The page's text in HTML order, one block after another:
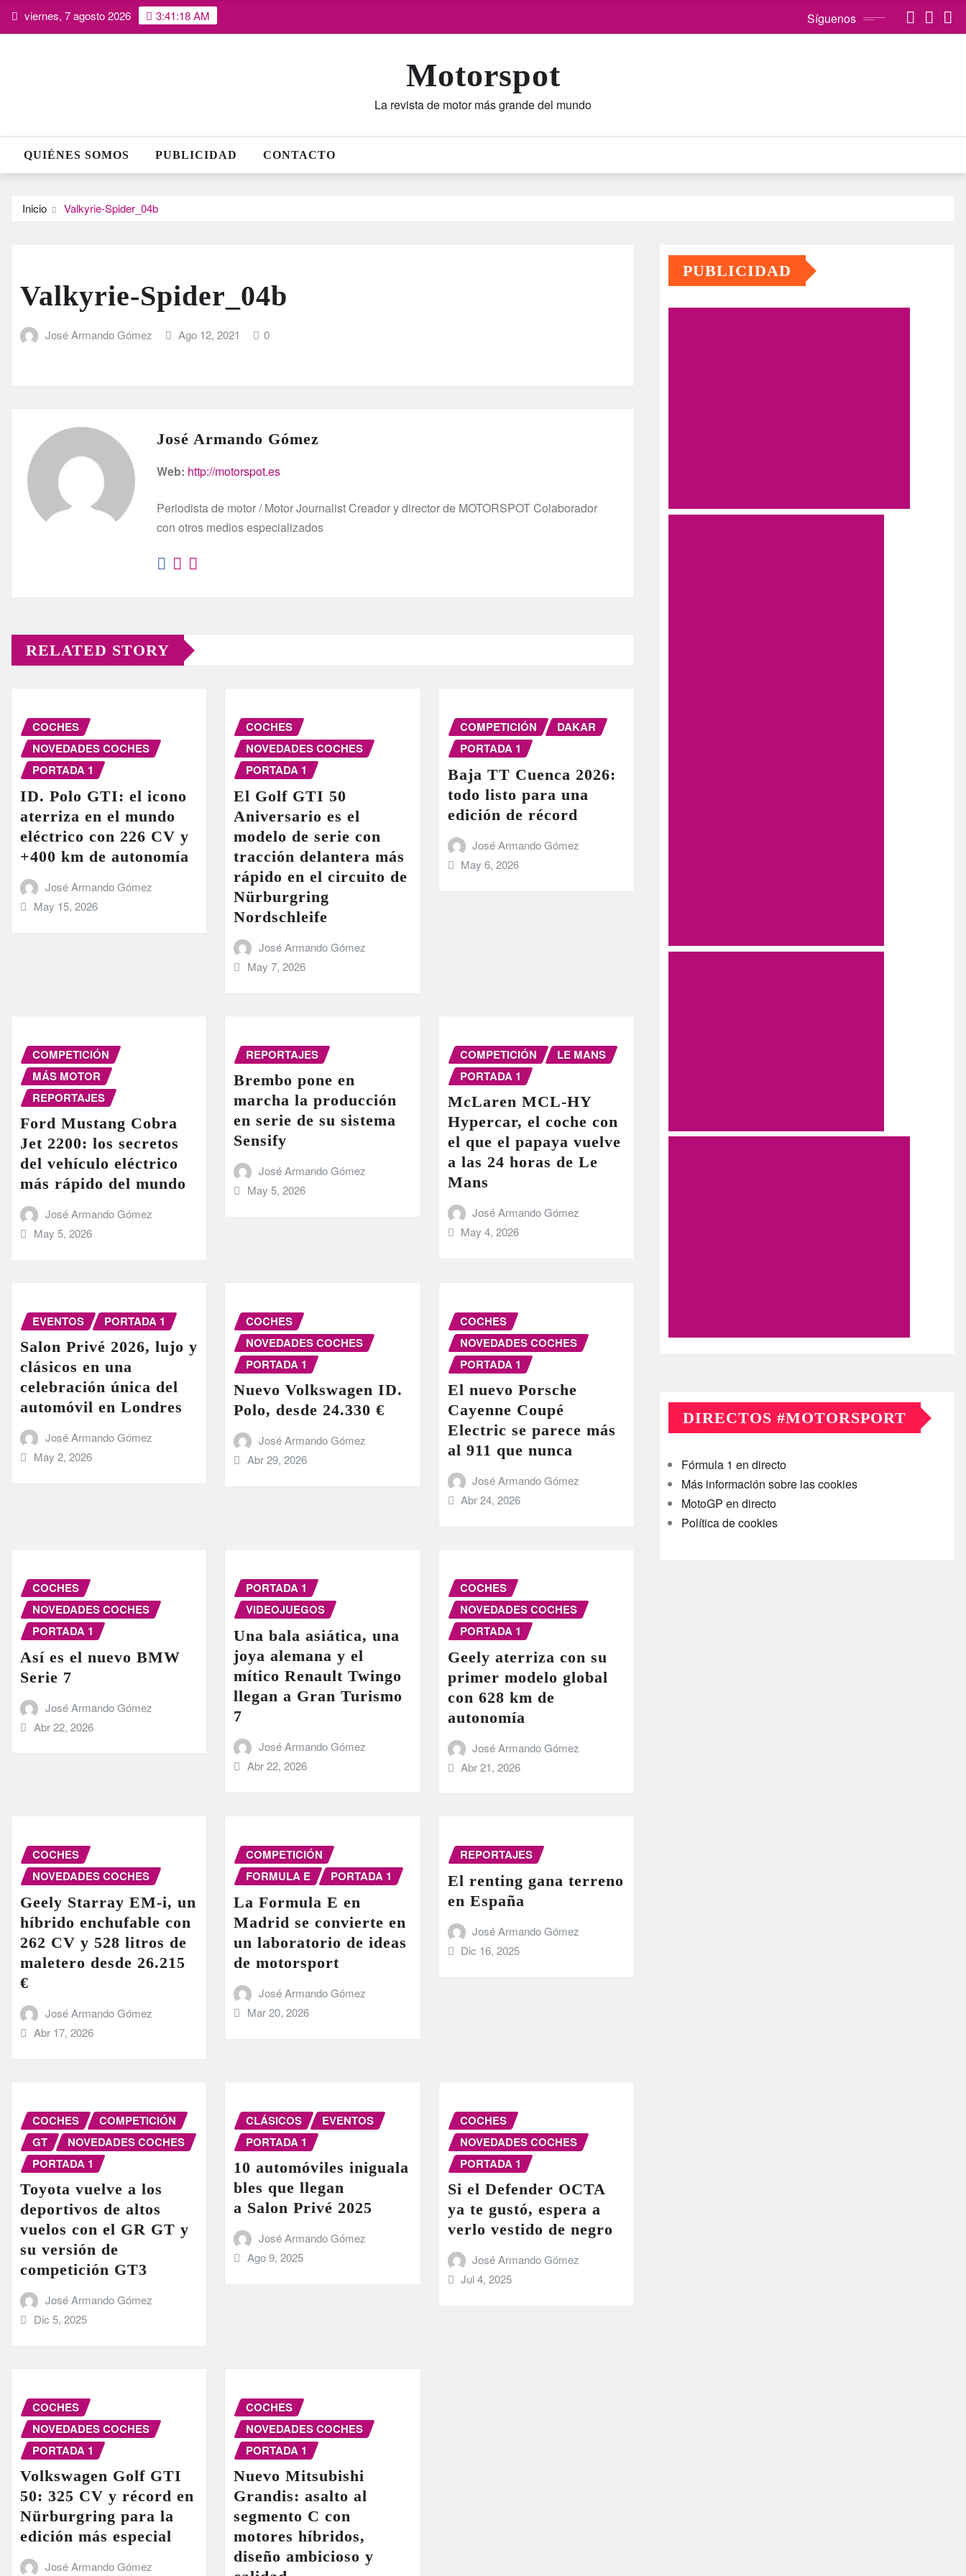
Saltar viernes, 7 agosto 2026 3:41:19 AM Síguenos
Motorspot
La revista de motor más grande del mundo
QUIÉNES SOMOS PUBLICIDAD CONTACTO
Inicio Valkyrie-Spider_04b
Valkyrie-Spider_04b
José Armando Gómez Ago 12, 2021 0
José Armando Gómez
Web: http://motorspot.es
Periodista de motor / Motor Journalist Creador y director de MOTORSPOT Colaborador
con otros medios especializados
RELATED STORY
COCHES
NOVEDADES COCHES
PORTADA 1
ID. Polo GTI: el icono
aterriza en el mundo
eléctrico con 226 CV y
+400 km de autonomía
José Armando Gómez
May 15, 2026
COCHES
NOVEDADES COCHES
PORTADA 1
El Golf GTI 50
Aniversario es el
modelo de serie con
tracción delantera más
rápido en el circuito de
Nürburgring
Nordschleife
José Armando Gómez
May 7, 2026
COMPETICIÓN
DAKAR
PORTADA 1
Baja TT Cuenca 2026:
todo listo para una
edición de récord
José Armando Gómez
May 6, 2026
COMPETICIÓN
MÁS MOTOR
REPORTAJES
Ford Mustang Cobra
Jet 2200: los secretos
del vehículo eléctrico
más rápido del mundo
José Armando Gómez
May 5, 2026
REPORTAJES
Brembo pone en
marcha la producción
en serie de su sistema
Sensify
José Armando Gómez
May 5, 2026
COMPETICIÓN
LE MANS
PORTADA 1
McLaren MCL-HY
Hypercar, el coche con
el que el papaya vuelve
a las 24 horas de Le
Mans
José Armando Gómez
May 4, 2026
EVENTOS PORTADA 1
Salon Privé 2026, lujo y
clásicos en una
celebración única del
automóvil en Londres
José Armando Gómez
May 2, 2026
COCHES
NOVEDADES COCHES
PORTADA 1
Nuevo Volkswagen ID.
Polo, desde 24.330 €
José Armando Gómez
Abr 29, 2026
COCHES
NOVEDADES COCHES
PORTADA 1
El nuevo Porsche
Cayenne Coupé
Electric se parece más
al 911 que nunca
José Armando Gómez
Abr 24, 2026
COCHES
NOVEDADES COCHES
PORTADA 1
Así es el nuevo BMW
Serie 7
José Armando Gómez
Abr 22, 2026
PORTADA 1
VIDEOJUEGOS
Una bala asiática, una
joya alemana y el
mítico Renault Twingo
llegan a Gran Turismo
7
José Armando Gómez
Abr 22, 2026
COCHES
NOVEDADES COCHES
PORTADA 1
Geely aterriza con su
primer modelo global
con 628 km de
autonomía
José Armando Gómez
Abr 21, 2026
COCHES
NOVEDADES COCHES
Geely Starray EM-i, un
híbrido enchufable con
262 CV y 528 litros de
maletero desde 26.215
€
José Armando Gómez
Abr 17, 2026
COMPETICIÓN
FORMULA E
PORTADA 1
La Formula E en
Madrid se convierte en
un laboratorio de ideas
de motorsport
José Armando Gómez
Mar 20, 2026
REPORTAJES
El renting gana terreno
en España
José Armando Gómez
Dic 16, 2025
COCHES
COMPETICIÓN
GT
NOVEDADES COCHES
PORTADA 1
Toyota vuelve a los
deportivos de altos
vuelos con el GR GT y
su versión de
competición GT3
José Armando Gómez
Dic 5, 2025
CLÁSICOS
EVENTOS
PORTADA 1
10 automóviles iniguala
bles que llegan
a Salon Privé 2025
José Armando Gómez
Ago 9, 2025
COCHES
NOVEDADES COCHES
PORTADA 1
Si el Defender OCTA
ya te gustó, espera a
verlo vestido de negro
José Armando Gómez
Jul 4, 2025
COCHES
NOVEDADES COCHES
PORTADA 1
Volkswagen Golf GTI
50: 325 CV y récord en
Nürburgring para la
edición más especial
José Armando Gómez
COCHES
NOVEDADES COCHES
PORTADA 1
Nuevo Mitsubishi
Grandis: asalto al
segmento C con
motores híbridos,
diseño ambicioso y
PUBLICIDAD
DIRECTOS #MOTORSPORT
Fórmula 1 en directo
Más información sobre las cookies
MotoGP en directo
Política de cookies